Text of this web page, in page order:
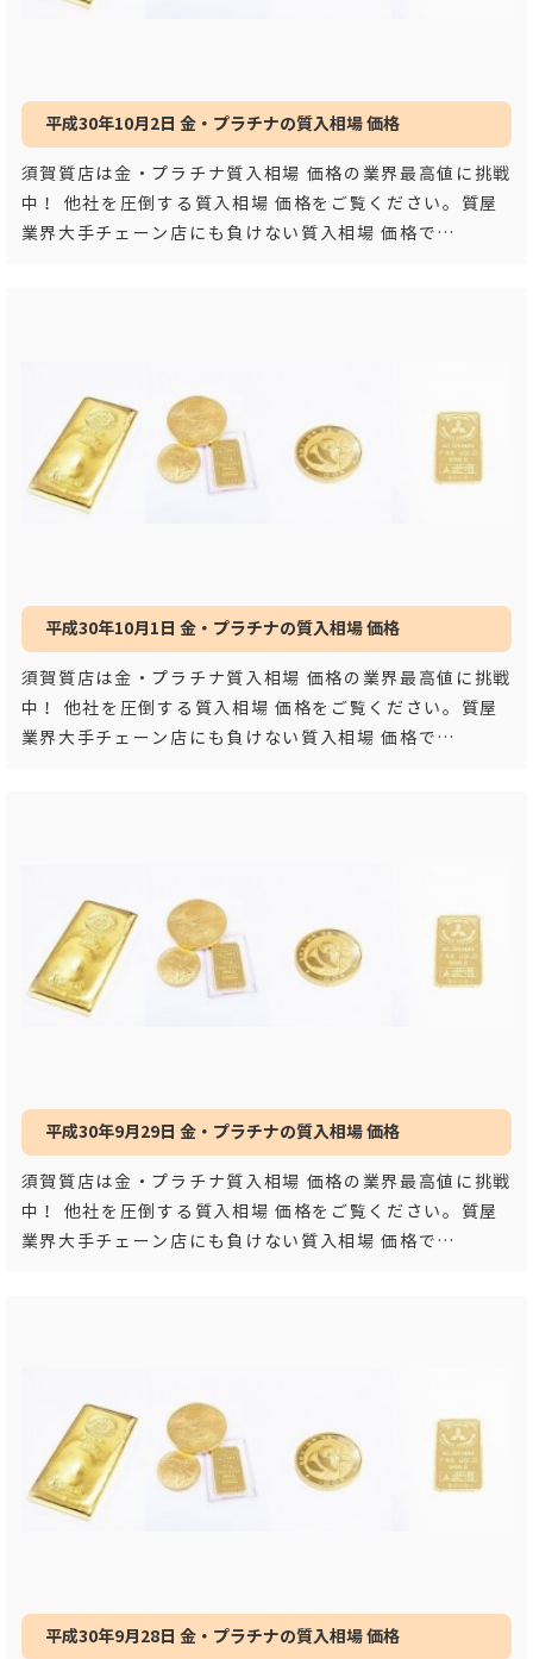
平成30年10月2日 金・プラチナの質入相場 価格
須賀質店は金・プラチナ質入相場 価格の業界最高値に挑戦
中！ 他社を圧倒する質入相場 価格をご覧ください。質屋
業界大手チェーン店にも負けない質入相場 価格で
平成30年10月1日 金・プラチナの質入相場 価格
須賀質店は金・プラチナ質入相場 価格の業界最高値に挑戦
中！ 他社を圧倒する質入相場 価格をご覧ください。質屋
業界大手チェーン店にも負けない質入相場 価格で
平成30年9月29日 金・プラチナの質入相場 価格
須賀質店は金・プラチナ質入相場 価格の業界最高値に挑戦
中！ 他社を圧倒する質入相場 価格をご覧ください。質屋
業界大手チェーン店にも負けない質入相場 価格で
平成30年9月28日 金・プラチナの質入相場 価格